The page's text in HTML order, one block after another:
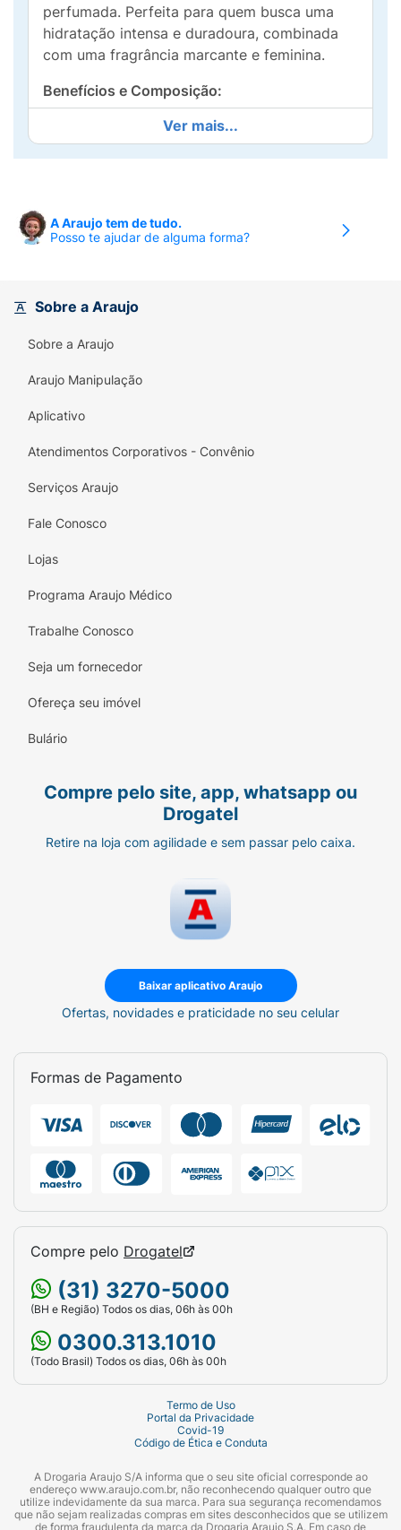
perfumada. Perfeita para quem busca uma
hidratação intensa e duradoura, combinada
com uma fragrância marcante e feminina.
Benefícios e Composição:
24 Horas de Hidratação: Sua fórmula
avançada garante hidratação profunda e
Com Óleo de Amêndoas:
Enriquecida com o
poder nutritivo do óleo de amêndoas,
Flor de Baunilha envolve o corpo, deixando
uma sensação agradável e sensual.
Deo Hidratante:
A embalagem de 200ml é prática e ideal para
o uso diário, proporcionando um ritual de
Ver mais...
A Araujo tem de tudo.
Posso te ajudar de alguma forma?
Sobre a Araujo
Sobre a Araujo
Araujo Manipulação
Aplicativo
Atendimentos Corporativos - Convênio
Serviços Araujo
Fale Conosco
Lojas
Programa Araujo Médico
Trabalhe Conosco
Seja um fornecedor
Ofereça seu imóvel
Bulário
Compre pelo site, app, whatsapp ou
Drogatel
Retire na loja com agilidade e sem passar pelo caixa.
Baixar aplicativo Araujo
Ofertas, novidades e praticidade no seu celular
Formas de Pagamento
Compre pelo Drogatel
(31) 3270-5000
(BH e Região) Todos os dias, 06h às 00h
0300.313.1010
(Todo Brasil) Todos os dias, 06h às 00h
Termo de Uso
Portal da Privacidade
Covid-19
Código de Ética e Conduta
A Drogaria Araujo S/A informa que o seu site oficial corresponde ao
endereço www.araujo.com.br, não reconhecendo qualquer outro que
utilize indevidamente da sua marca. Para sua segurança recomendamos
que não sejam realizadas compras em sites desconhecidos que se utilizem
de forma fraudulenta da marca da Drogaria Araujo S.A. Em caso de